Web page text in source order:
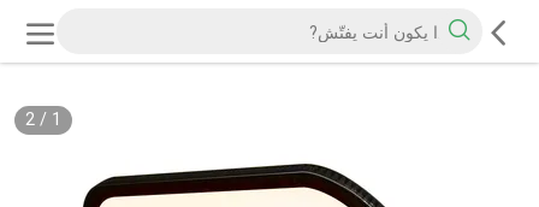
1
/
2